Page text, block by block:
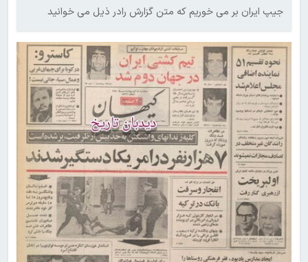
جیپ ایران بر می خوریم که متن گزارش رادر ذیل می خوانید